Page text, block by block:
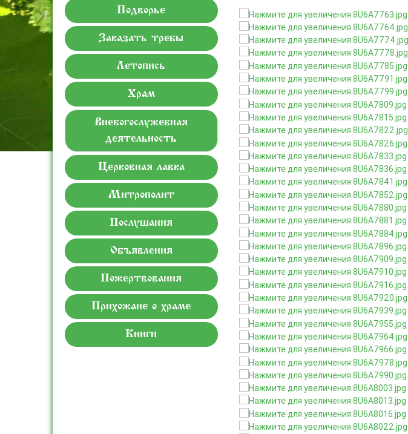
Подворье
Заказать требы
Летопись
Храм
Внебогослужебная
деятельность
Церковная лавка
Митрополит
Послушания
Объявления
Пожертвования
Прихожане о храме
Книги